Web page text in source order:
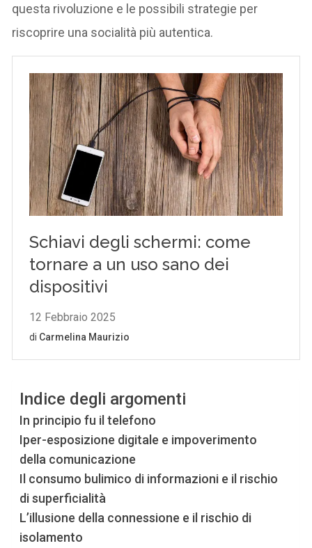
questa rivoluzione e le possibili strategie per
riscoprire una socialità più autentica.
Indice degli argomenti
In principio fu il telefono
Iper-esposizione digitale e impoverimento
della comunicazione
Il consumo bulimico di informazioni e il rischio
di superficialità
L’illusione della connessione e il rischio di
isolamento